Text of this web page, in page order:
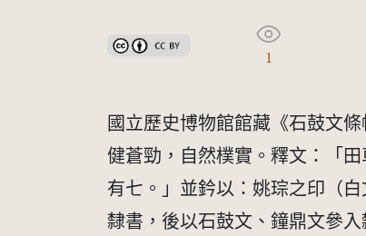
創用CC姓名標示 3.0 台灣及其後版本(CC
1
國立歷史博物館館藏《石鼓文
健蒼勁，自然樸實。釋文：「
有七。」並鈐以：姚琮之印（
隸書，後以石鼓文、鐘鼎文參入